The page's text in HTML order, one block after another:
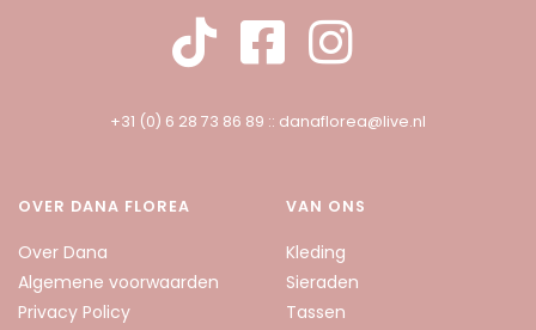
+31 (0) 6 28 73 86 89 :: danaflorea@live.nl
OVER DANA FLOREA
Over Dana
Algemene voorwaarden
Privacy Policy
VAN ONS
Kleding
Sieraden
Tassen